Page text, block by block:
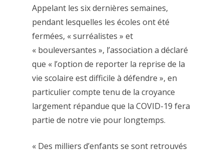
Appelant les six dernières semaines,
pendant lesquelles les écoles ont été
fermées, « surréalistes » et
« bouleversantes », l’association a déclaré
que « l’option de reporter la reprise de la
vie scolaire est difficile à défendre », en
particulier compte tenu de la croyance
largement répandue que la COVID-19 fera
partie de notre vie pour longtemps.
« Des milliers d’enfants se sont retrouvés